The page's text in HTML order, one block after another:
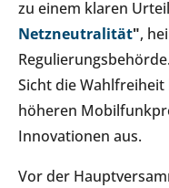
zu einem klaren
Netzneutralität",
Sicht die
höheren
Innovationen aus.
Vor der